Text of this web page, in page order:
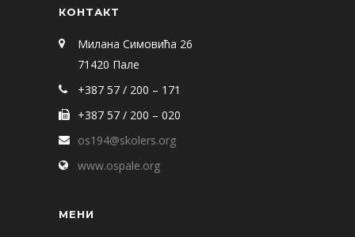
КОНТАКТ
Милана Симовића 26
71420 Пале
+387 57 / 200 – 171
+387 57 / 200 – 020
os194@skolers.org
www.ospale.org
МЕНИ